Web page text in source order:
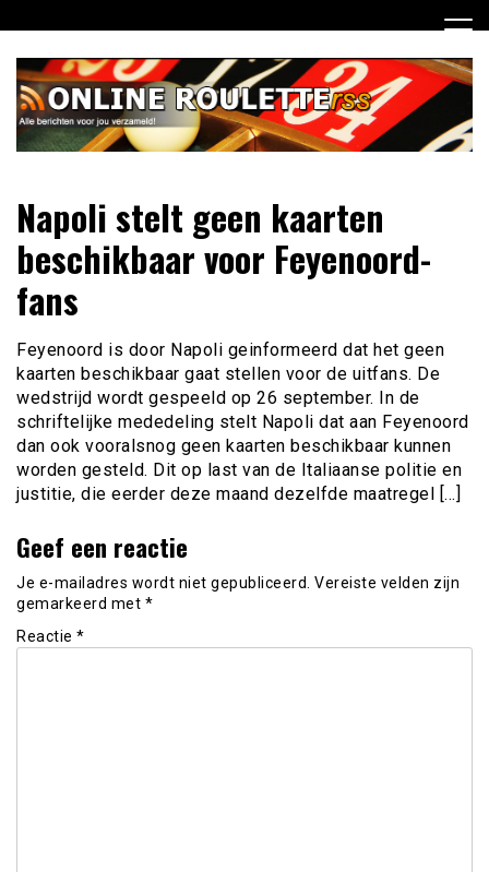
naar
inhoud
Online Roulette RSS
verzameld
Napoli stelt geen kaarten
beschikbaar voor Feyenoord-
fans
Feyenoord is door Napoli geinformeerd dat het geen
kaarten beschikbaar gaat stellen voor de uitfans. De
wedstrijd wordt gespeeld op 26 september. In de
schriftelijke mededeling stelt Napoli dat aan Feyenoord
dan ook vooralsnog geen kaarten beschikbaar kunnen
worden gesteld. Dit op last van de Italiaanse politie en
justitie, die eerder deze maand dezelfde maatregel […]
Geef een reactie
Je e-mailadres wordt niet gepubliceerd. Vereiste velden zijn
gemarkeerd met *
Reactie *